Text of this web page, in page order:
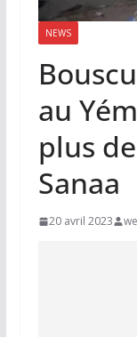
NEWS
au
plus
Sanaa
20 avril 2023